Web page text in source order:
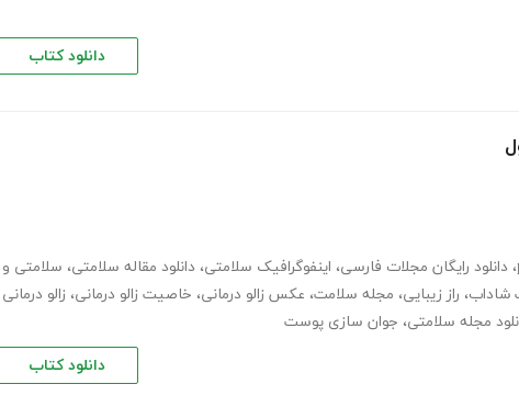
دانلود کتاب
، دانلود رایگان مجلات فارسی، اینفوگرافیک سلامتی، دانلود مقاله سلامتی، سلامتی و
شاداب، راز زیبایی، مجله سلامت، عکس زالو درمانی، خاصیت زالو درمانی، زالو درمانی
مجله سلامتی، جوان سازی پوست
دانلود کتاب